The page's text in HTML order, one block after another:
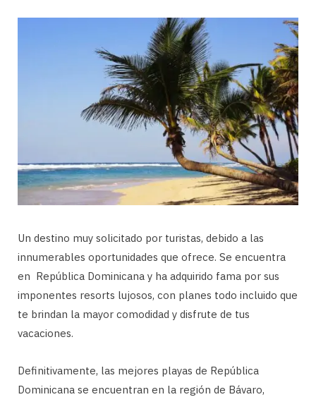
Un destino muy solicitado por turistas, debido a las
innumerables oportunidades que ofrece. Se encuentra
en República Dominicana y ha adquirido fama por sus
imponentes resorts lujosos, con planes todo incluido que
te brindan la mayor comodidad y disfrute de tus
vacaciones.
Definitivamente, las mejores playas de República
Dominicana se encuentran en la región de Bávaro,